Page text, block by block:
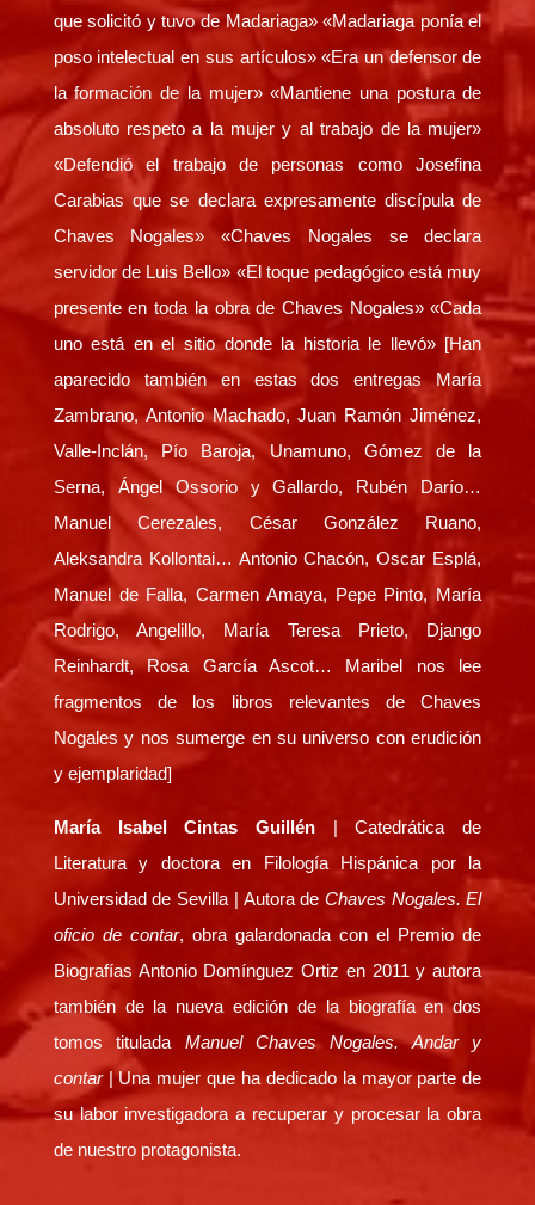
que solicitó y tuvo de Madariaga» «Madariaga ponía el
poso intelectual en sus artículos» «Era un defensor de
la formación de la mujer» «Mantiene una postura de
absoluto respeto a la mujer y al trabajo de la mujer»
«Defendió el trabajo de personas como Josefina
Carabias que se declara expresamente discípula de
Chaves Nogales» «Chaves Nogales se declara
servidor de Luis Bello» «El toque pedagógico está muy
presente en toda la obra de Chaves Nogales» «Cada
uno está en el sitio donde la historia le llevó» [Han
aparecido también en estas dos entregas María
Zambrano, Antonio Machado, Juan Ramón Jiménez,
Valle-Inclán, Pío Baroja, Unamuno, Gómez de la
Serna, Ángel Ossorio y Gallardo, Rubén Darío…
Manuel Cerezales, César González Ruano,
Aleksandra Kollontai… Antonio Chacón, Oscar Esplá,
Manuel de Falla, Carmen Amaya, Pepe Pinto, María
Rodrigo, Angelillo, María Teresa Prieto, Django
Reinhardt, Rosa García Ascot… Maribel nos lee
fragmentos de los libros relevantes de Chaves
Nogales y nos sumerge en su universo con erudición
y ejemplaridad]
María Isabel Cintas Guillén | Catedrática de
Literatura y doctora en Filología Hispánica por la
Universidad de Sevilla | Autora de Chaves Nogales. El
oficio de contar, obra galardonada con el Premio de
Biografías Antonio Domínguez Ortiz en 2011 y autora
también de la nueva edición de la biografía en dos
tomos titulada Manuel Chaves Nogales. Andar y
contar | Una mujer que ha dedicado la mayor parte de
su labor investigadora a recuperar y procesar la obra
de nuestro protagonista.